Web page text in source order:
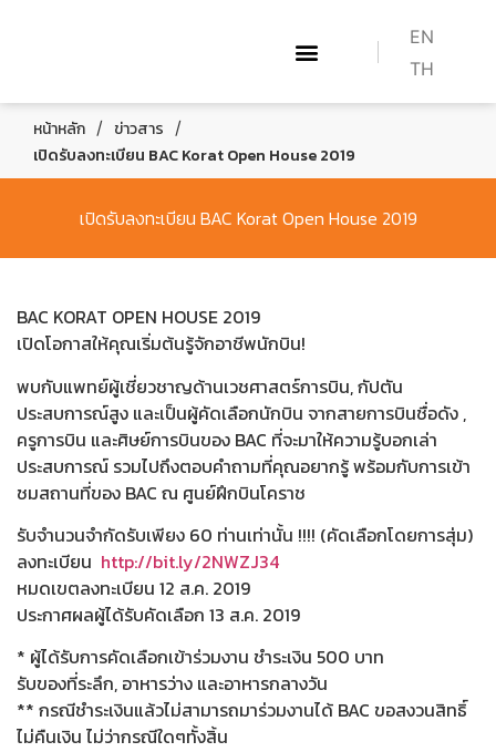
EN
TH
หน้าหลัก / ข่าวสาร /
เปิดรับลงทะเบียน BAC Korat Open House 2019
เปิดรับลงทะเบียน BAC Korat Open House 2019
BAC KORAT OPEN HOUSE 2019
เปิดโอกาสให้คุณเริ่มต้นรู้จักอาชีพนักบิน!
พบกับแพทย์ผู้เชี่ยวชาญด้านเวชศาสตร์การบิน, กัปตัน
ประสบการณ์สูง และเป็นผู้คัดเลือกนักบิน จากสายการบินชื่อดัง ,
ครูการบิน และศิษย์การบินของ BAC ที่จะมาให้ความรู้บอกเล่า
ประสบการณ์ รวมไปถึงตอบคำถามที่คุณอยากรู้ พร้อมกับการเข้า
ชมสถานที่ของ BAC ณ ศูนย์ฝึกบินโคราช
รับจำนวนจำกัดรับเพียง 60 ท่านเท่านั้น !!!! (คัดเลือกโดยการสุ่ม)
ลงทะเบียน http://bit.ly/2NWZJ34
หมดเขตลงทะเบียน 12 ส.ค. 2019
ประกาศผลผู้ได้รับคัดเลือก 13 ส.ค. 2019
* ผู้ได้รับการคัดเลือกเข้าร่วมงาน ชำระเงิน 500 บาท
รับของที่ระลึก, อาหารว่าง และอาหารกลางวัน
** กรณีชำระเงินแล้วไม่สามารถมาร่วมงานได้ BAC ขอสงวนสิทธิ์
ไม่คืนเงิน ไม่ว่ากรณีใดๆทั้งสิ้น